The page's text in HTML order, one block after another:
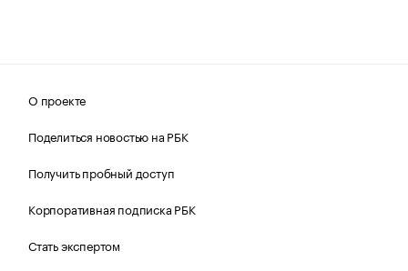
О проекте
Поделиться новостью на РБК
Получить пробный доступ
Корпоративная подписка РБК
Стать экспертом